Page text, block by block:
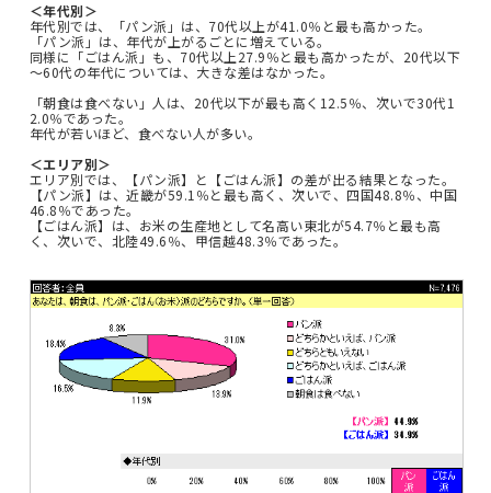
＜年代別＞
年代別では、「パン派」は、70代以上が41.0％と最も高かった。
「パン派」は、年代が上がるごとに増えている。
同様に「ごはん派」も、70代以上27.9％と最も高かったが、20代以下
～60代の年代については、大きな差はなかった。
「朝食は食べない」人は、20代以下が最も高く12.5％、次いで30代1
2.0％であった。
年代が若いほど、食べない人が多い。
＜エリア別＞
エリア別では、【パン派】と【ごはん派】の差が出る結果となった。
【パン派】は、近畿が59.1％と最も高く、次いで、四国48.8％、中国
46.8％であった。
【ごはん派】は、お米の生産地として名高い東北が54.7％と最も高
く、次いで、北陸49.6％、甲信越48.3％であった。